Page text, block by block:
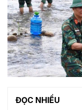
ĐỌC NHIỀU